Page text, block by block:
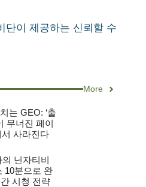
단이 제공하는 신뢰할 수
More
는 GEO: ‘출
무너진 페이
사라진다
닌자티비
10분으로 완
시청 전략